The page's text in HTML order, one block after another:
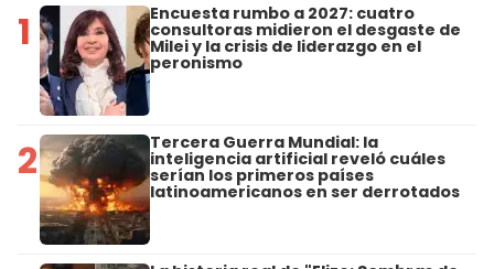
1 Encuesta rumbo a 2027: cuatro
consultoras midieron el desgaste de
Milei y la crisis de liderazgo en el
peronismo
2 Tercera Guerra Mundial: la
inteligencia artificial reveló cuáles
serían los primeros países
latinoamericanos en ser derrotados